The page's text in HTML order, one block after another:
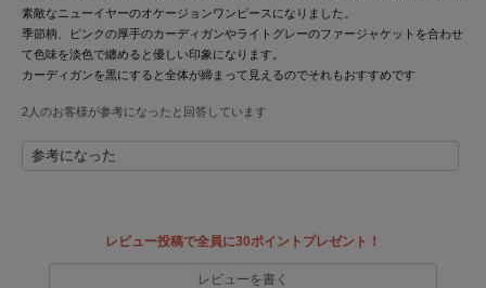
LITTLE UNION TOKYO
リトルユニオン トウキョウ
made of Organics
ミースロエ
素敵なニューイヤーのオケージョンワンピースになりました。
季節柄、ピンクの厚手のカーディガンやライトグレーのファージャケットを合わせ
て色味を淡色で纏めると優しい印象になります。
カーディガンを黒にすると全体が締まって見えるのでそれもおすすめです
2人のお客様が参考になったと回答しています
参考になった
レビュー投稿で全員に30ポイントプレゼント！
レビューを書く